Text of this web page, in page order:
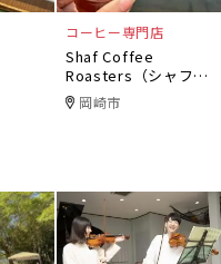
コーヒー専門店
Shaf Coffee
Roasters（シャフコ
ーヒーロースター
ズ）
岡崎市